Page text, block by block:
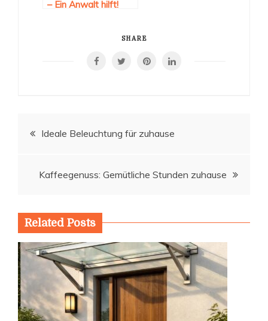
– Ein Anwalt hilft!
SHARE
Beitragsnavigation
Ideale Beleuchtung für zuhause
Kaffeegenuss: Gemütliche Stunden zuhause
Related Posts